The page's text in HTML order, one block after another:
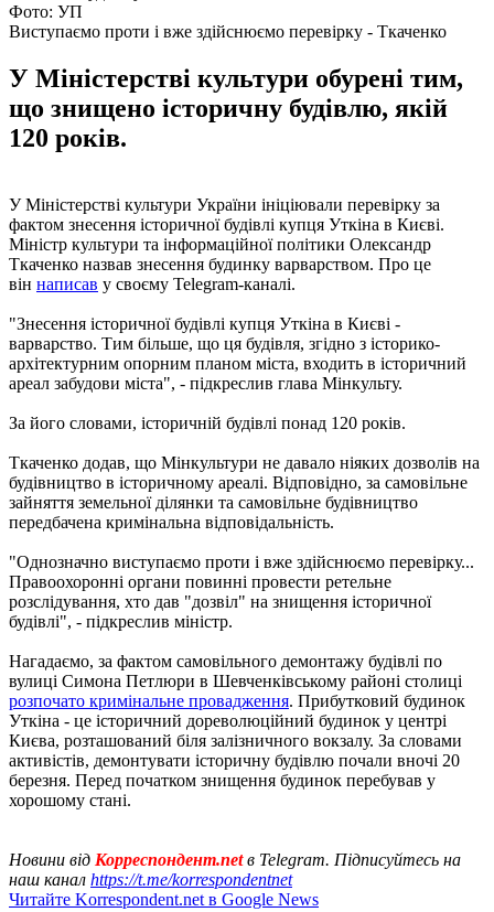
Фото: УП
Виступаємо проти і вже здійснюємо перевірку - Ткаченко
У Міністерстві культури обурені тим,
що знищено історичну будівлю, якій
120 років.
У Міністерстві культури України ініціювали перевірку за
фактом знесення історичної будівлі купця Уткіна в Києві.
Міністр культури та інформаційної політики Олександр
Ткаченко назвав знесення будинку варварством. Про це
він написав у своєму Telegram-каналі.
"Знесення історичної будівлі купця Уткіна в Києві -
варварство. Тим більше, що ця будівля, згідно з історико-
архітектурним опорним планом міста, входить в історичний
ареал забудови міста", - підкреслив глава Мінкульту.
За його словами, історичній будівлі понад 120 років.
Ткаченко додав, що Мінкультури не давало ніяких дозволів на
будівництво в історичному ареалі. Відповідно, за самовільне
зайняття земельної ділянки та самовільне будівництво
передбачена кримінальна відповідальність.
"Однозначно виступаємо проти і вже здійснюємо перевірку...
Правоохоронні органи повинні провести ретельне
розслідування, хто дав "дозвіл" на знищення історичної
будівлі", - підкреслив міністр.
Нагадаємо, за фактом самовільного демонтажу будівлі по
вулиці Симона Петлюри в Шевченківському районі столиці
розпочато кримінальне провадження. Прибутковий будинок
Уткіна - це історичний дореволюційний будинок у центрі
Києва, розташований біля залізничного вокзалу. За словами
активістів, демонтувати історичну будівлю почали вночі 20
березня. Перед початком знищення будинок перебував у
хорошому стані.
Новини від Корреспондент.netв Telegram. Підписуйтесь на
наш канал https://t.me/korrespondentnet
Читайте Korrespondent.net в Google News